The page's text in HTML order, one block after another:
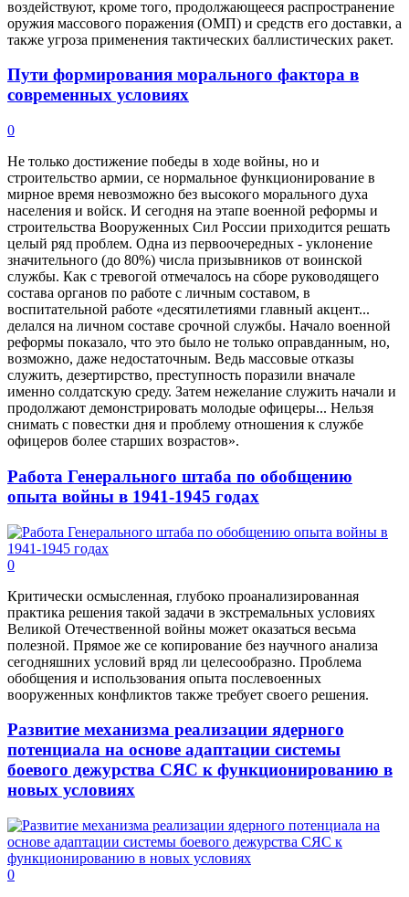
воздействуют, кроме того, продолжающееся распространение
оружия массового поражения (ОМП) и средств его доставки, а
также угроза применения тактических баллистических ракет.
Пути формирования морального фактора в
современных условиях
0
Не только достижение победы в ходе войны, но и
строительство армии, се нормальное функционирование в
мирное время невозможно без высокого морального духа
населения и войск. И сегодня на этапе военной реформы и
строительства Вооруженных Сил России приходится решать
целый ряд проблем. Одна из первоочередных - уклонение
значительного (до 80%) числа призывников от воинской
службы. Как с тревогой отмечалось на сборе руководящего
состава органов по работе с личным составом, в
воспитательной работе «десятилетиями главный акцент...
делался на личном составе срочной службы. Начало военной
реформы показало, что это было не только оправданным, но,
возможно, даже недостаточным. Ведь массовые отказы
служить, дезертирство, преступность поразили вначале
именно солдатскую среду. Затем нежелание служить начали и
продолжают демонстрировать молодые офицеры... Нельзя
снимать с повестки дня и проблему отношения к службе
офицеров более старших возрастов».
Работа Генерального штаба по обобщению
опыта войны в 1941-1945 годах
0
Критически осмысленная, глубоко проанализированная
практика решения такой задачи в экстремальных условиях
Великой Отечественной войны может оказаться весьма
полезной. Прямое же се копирование без научного анализа
сегодняшних условий вряд ли целесообразно. Проблема
обобщения и использования опыта послевоенных
вооруженных конфликтов также требует своего решения.
Развитие механизма реализации ядерного
потенциала на основе адаптации системы
боевого дежурства СЯС к функционированию в
новых условиях
0